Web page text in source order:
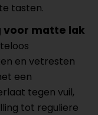
tasten.
voor matte lak
en vetresten
een
tegen vuil,
tot reguliere